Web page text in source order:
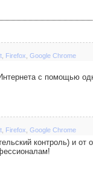
Firefox Google Chrome
с помощью
Firefox Google Chrome
контроль) и от